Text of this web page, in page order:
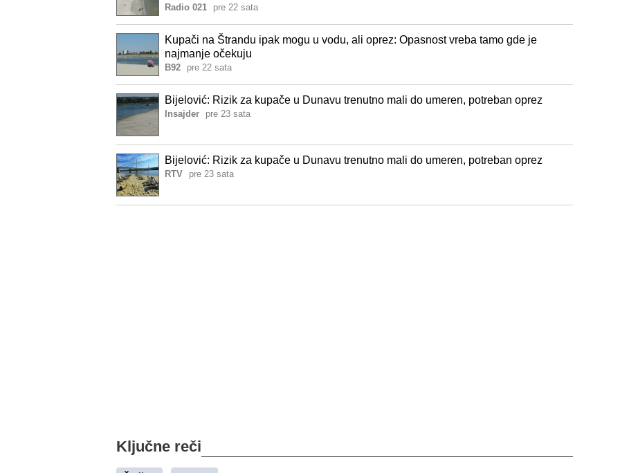
Radio 021 pre 22 sata
Kupači na Štrandu ipak mogu u vodu, ali oprez: Opasnost vreba tamo gde je
najmanje očekuju
B92 pre 22 sata
Bijelović: Rizik za kupače u Dunavu trenutno mali do umeren, potreban oprez
Insajder pre 23 sata
Bijelović: Rizik za kupače u Dunavu trenutno mali do umeren, potreban oprez
RTV pre 23 sata
Ključne reči